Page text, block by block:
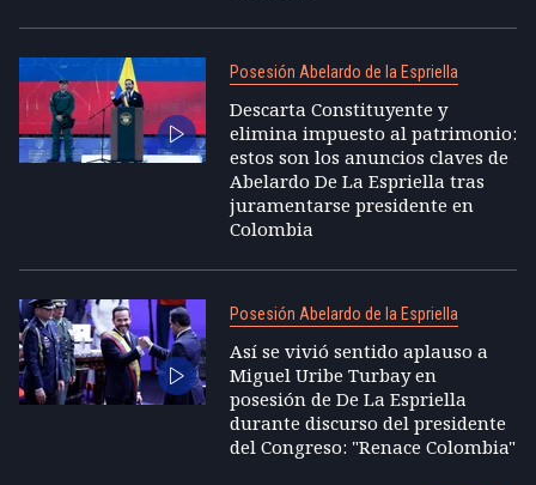
Posesión Abelardo de la Espriella
Descarta Constituyente y
elimina impuesto al patrimonio:
estos son los anuncios claves de
Abelardo De La Espriella tras
juramentarse presidente en
Colombia
Posesión Abelardo de la Espriella
Así se vivió sentido aplauso a
Miguel Uribe Turbay en
posesión de De La Espriella
durante discurso del presidente
del Congreso: "Renace Colombia"